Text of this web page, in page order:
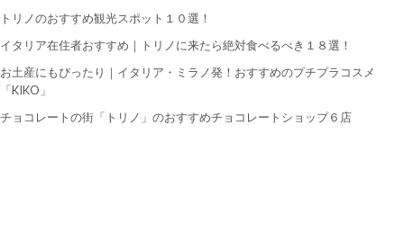
トリノのおすすめ観光スポット１０選！
イタリア在住者おすすめ｜トリノに来たら絶対食べるべき１８選！
お土産にもぴったり｜イタリア・ミラノ発！おすすめのプチプラコスメ
「KIKO」
チョコレートの街「トリノ」のおすすめチョコレートショップ６店